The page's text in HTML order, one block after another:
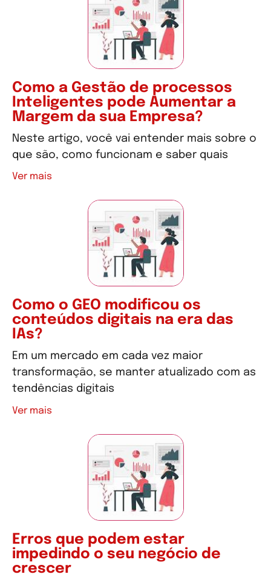
Como a Gestão de processos
Inteligentes pode Aumentar a
Margem da sua Empresa?
Neste artigo, você vai entender mais sobre o
que são, como funcionam e saber quais
Ver mais
Como o GEO modificou os
conteúdos digitais na era das
IAs?
Em um mercado em cada vez maior
transformação, se manter atualizado com as
tendências digitais
Ver mais
Erros que podem estar
impedindo o seu negócio de
crescer